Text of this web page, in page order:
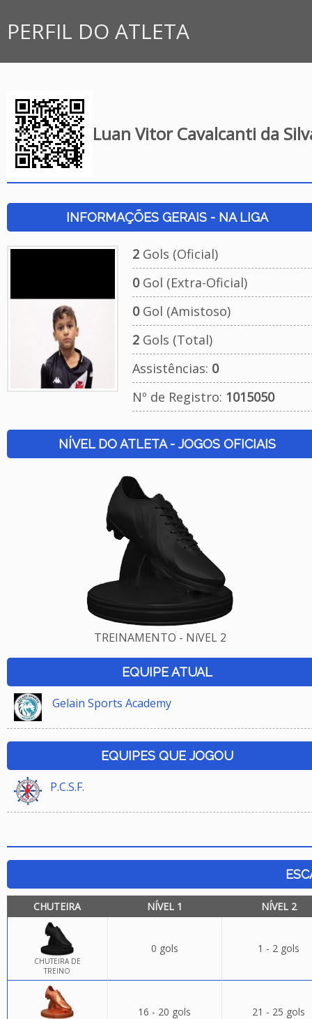
PERFIL DO ATLETA
Luan Vitor Cavalcanti da
INFORMAÇÕES GERAIS - NA LIGA
2Gols (Oficial)
0Gol (Extra-Oficial)
0Gol (Amistoso)
2Gols (Total)
Assistências: 0
Nº de Registro: 1015050
NÍVEL DO ATLETA - JOGOS OFICIAIS
TREINAMENTO - NíVEL 2
EQUIPE ATUAL
Gelain Sports Academy
EQUIPES QUE JOGOU
P.C.S.F.
CHUTEIRA NÍVEL 1 NÍVEL 2
CHUTEIRA DE
TREINO
0 gols 1 - 2 gols
16 - 20 gols 21 - 25 gols